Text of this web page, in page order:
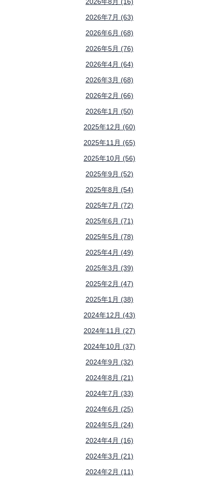
2026年7月 (63)
2026年6月 (68)
2026年5月 (76)
2026年4月 (64)
2026年3月 (68)
2026年2月 (66)
2026年1月 (50)
2025年12月 (60)
2025年11月 (65)
2025年10月 (56)
2025年9月 (52)
2025年8月 (54)
2025年7月 (72)
2025年6月 (71)
2025年5月 (78)
2025年4月 (49)
2025年3月 (39)
2025年2月 (47)
2025年1月 (38)
2024年12月 (43)
2024年11月 (27)
2024年10月 (37)
2024年9月 (32)
2024年8月 (21)
2024年7月 (33)
2024年6月 (25)
2024年5月 (24)
2024年4月 (16)
2024年3月 (21)
2024年2月 (11)